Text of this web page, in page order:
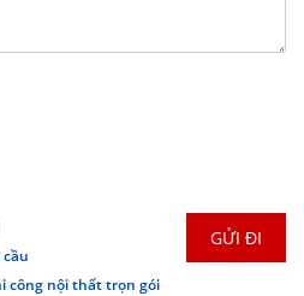
công nội thất trọn gói